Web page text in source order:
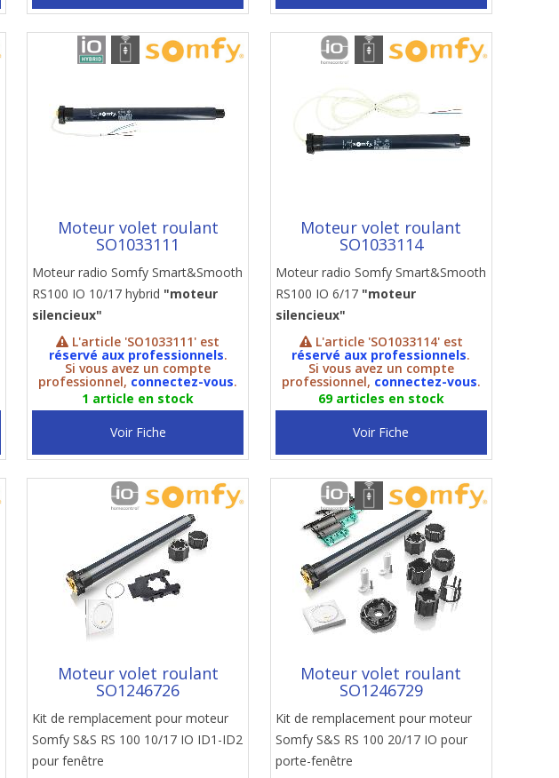
Moteur volet roulant
SO1033111
Moteur radio Somfy Smart&Smooth
RS100 IO 10/17 hybrid "moteur
silencieux"
L'article 'SO1033111' est
réservé aux professionnels.
Si vous avez un compte
professionnel, connectez-vous.
1 article en stock
Voir Fiche
Moteur volet roulant
SO1033114
Moteur radio Somfy Smart&Smooth
RS100 IO 6/17 "moteur
silencieux"
L'article 'SO1033114' est
réservé aux professionnels.
Si vous avez un compte
professionnel, connectez-vous.
69 articles en stock
Voir Fiche
Moteur volet roulant
SO1246726
Kit de remplacement pour moteur
Somfy S&S RS 100 10/17 IO ID1-ID2
pour fenêtre
Moteur volet roulant
SO1246729
Kit de remplacement pour moteur
Somfy S&S RS 100 20/17 IO pour
porte-fenêtre